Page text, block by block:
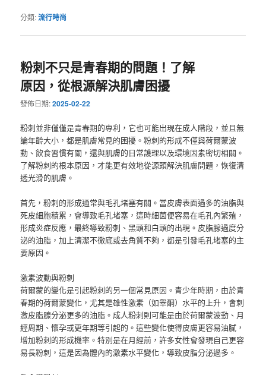
分類:流行時尚
粉刺不只是青春期的問題！了解
原因，從根源解決肌膚困擾
發佈日期:2025-02-22
粉刺並非僅僅是青春期的專利，它也可能出現在成人階段，並且無
論年齡大小，都是肌膚常見的困擾。粉刺的形成不僅與荷爾蒙波
動、飲食習慣有關，還與肌膚的日常護理以及環境因素密切相關。
了解粉刺的根本原因，才能更有效地從源頭解決肌膚問題，恢復清
透光滑的肌膚。
首先，粉刺的形成通常與毛孔堵塞有關。當皮膚表面過多的油脂與
死皮細胞積累，會導致毛孔堵塞，這時細菌便容易在毛孔內繁殖，
形成炎症反應，最終導致粉刺、黑頭和白頭的出現。皮脂腺過度分
泌的油脂，加上清潔不徹底或去角質不夠，都是引發毛孔堵塞的主
要原因。
激素波動與粉刺
荷爾蒙的變化是引起粉刺的另一個常見原因。青少年時期，由於青
春期的荷爾蒙變化，尤其是雄性激素（如睾酮）水平的上升，會刺
激皮脂腺分泌更多的油脂。成人粉刺則可能是由於荷爾蒙波動、月
經周期、懷孕或更年期等引起的。這些變化使得皮膚更容易油膩，
增加粉刺的形成機率。特別是在月經前，許多女性會發現自己更容
易長粉刺，這是因為體內的激素水平變化，導致皮脂分泌過多。